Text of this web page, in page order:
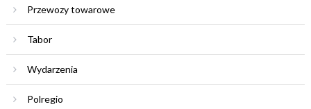
Przewozy towarowe
Tabor
Wydarzenia
Polregio